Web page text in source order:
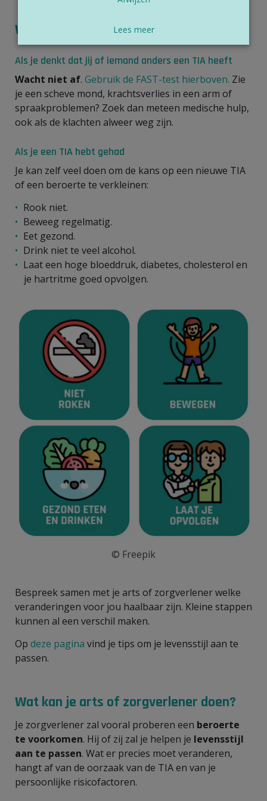
Wat kan je zelf doen?
Als je denkt dat jij of iemand anders een TIA heeft
Wacht niet af. Gebruik de FAST-test hierboven. Zie
je een scheve mond, krachtsverlies in een arm of
spraakproblemen? Zoek dan meteen medische hulp,
ook als de klachten alweer weg zijn.
Als je een TIA hebt gehad
Je kan zelf veel doen om de kans op een nieuwe TIA
of een beroerte te verkleinen:
Rook niet.
Beweeg regelmatig.
Eet gezond.
Drink niet te veel alcohol.
Laat een hoge bloeddruk, diabetes, cholesterol en
je hartritme goed opvolgen.
© Freepik
Bespreek samen met je arts of zorgverlener welke
veranderingen voor jou haalbaar zijn. Kleine stappen
kunnen al een verschil maken.
Op deze pagina vind je tips om je levensstijl aan te
passen.
Wat kan je arts of zorgverlener doen?
Je zorgverlener zal vooral proberen een beroerte
te voorkomen. Hij of zij zal je helpen je levensstijl
aan te passen. Wat er precies moet veranderen,
hangt af van de oorzaak van de TIA en van je
persoonlijke risicofactoren.
Lees meer